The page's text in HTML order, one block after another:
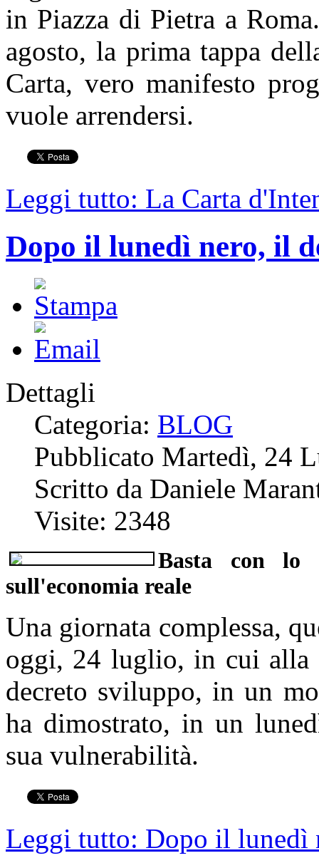
in Piazza di Pietra a
agosto, la prima tappa
Carta, vero manifesto
vuole arrendersi.
Leggi tutto: La Carta
Dopo il lunedì nero, il
Dettagli
Categoria: BLOG
Pubblicato Martedì, 24
Scritto da Daniele
Visite: 2348
Basta con lo
sull'economia reale
Una giornata complessa,
oggi, 24 luglio, in cui alla
decreto sviluppo, in un
ha dimostrato, in un
sua vulnerabilità.
Leggi tutto: Dopo il lunedì